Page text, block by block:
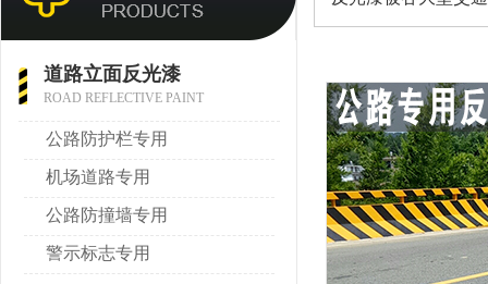
道路立面反光漆
ROAD REFLECTIVE PAINT
公路防护栏专用
机场道路专用
公路防撞墙专用
警示标志专用